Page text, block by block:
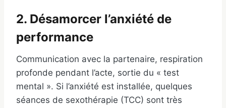
2. Désamorcer l’anxiété de
performance
Communication avec la partenaire, respiration
profonde pendant l’acte, sortie du « test
mental ». Si l’anxiété est installée, quelques
séances de sexothérapie (TCC) sont très